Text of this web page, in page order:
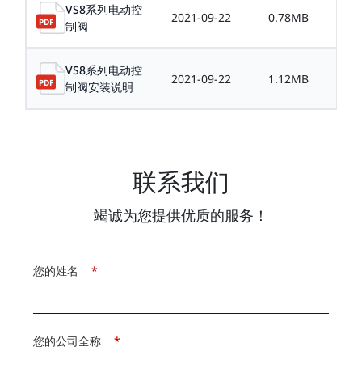
VS8系列电动控
制阀
2021-09-22 0.78MB
VS8系列电动控
制阀安装说明
2021-09-22 1.12MB
联系我们
竭诚为您提供优质的服务！
*
您的姓名
*
您的公司全称